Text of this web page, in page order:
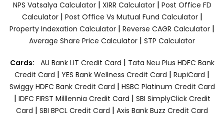
NPS Vatsalya Calculator| XIRR Calculator| Post Office FD
Calculator| Post Office Vs Mutual Fund Calculator|
Property Indexation Calculator | Reverse CAGR Calculator |
Average Share Price Calculator | STP Calculator
Cards: AU Bank LIT Credit Card | Tata Neu Plus HDFC Bank
Credit Card | YES Bank Wellness Credit Card | RupiCard |
Swiggy HDFC Bank Credit Card | HSBC Platinum Credit Card
| IDFC FIRST Milllennia Credit Card | SBI SimplyClick Credit
Card | SBI BPCL Credit Card | Axis Bank Buzz Credit Card